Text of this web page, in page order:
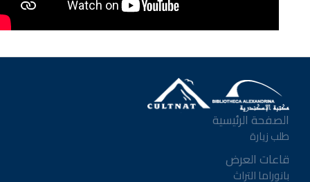
الصفحة الرئيسية
طلب زيارة
قاعات العرض
بانوراما التراث